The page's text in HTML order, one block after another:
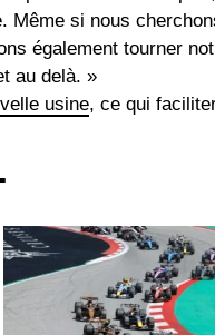
Même si nous
également tourner
au delà. »
usine, ce qui